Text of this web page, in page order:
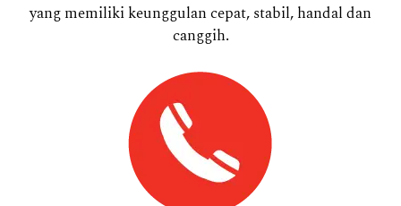
yang memiliki keunggulan cepat, stabil, handal dan
canggih.